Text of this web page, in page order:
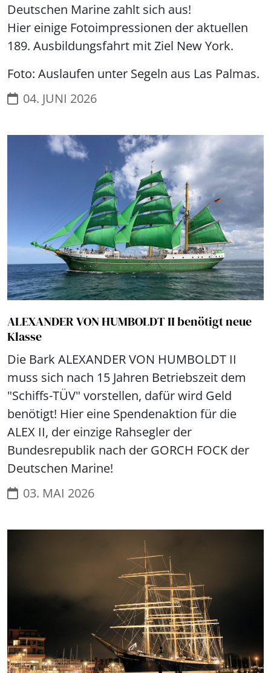
Deutschen Marine zahlt sich aus!
Hier einige Fotoimpressionen der aktuellen
189. Ausbildungsfahrt mit Ziel New York.
Foto: Auslaufen unter Segeln aus Las Palmas.
04. JUNI 2026
ALEXANDER VON HUMBOLDT II benötigt neue
Klasse
Die Bark ALEXANDER VON HUMBOLDT II
muss sich nach 15 Jahren Betriebszeit dem
"Schiffs-TÜV" vorstellen, dafür wird Geld
benötigt! Hier eine Spendenaktion für die
ALEX II, der einzige Rahsegler der
Bundesrepublik nach der GORCH FOCK der
Deutschen Marine!
03. MAI 2026